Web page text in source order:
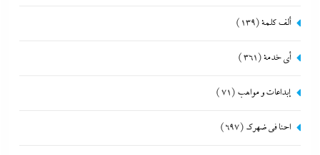
ألف كلمة(139)
أي خدمة(361)
إبداعات و مواهب (71)
احنا في ضهرك (697)